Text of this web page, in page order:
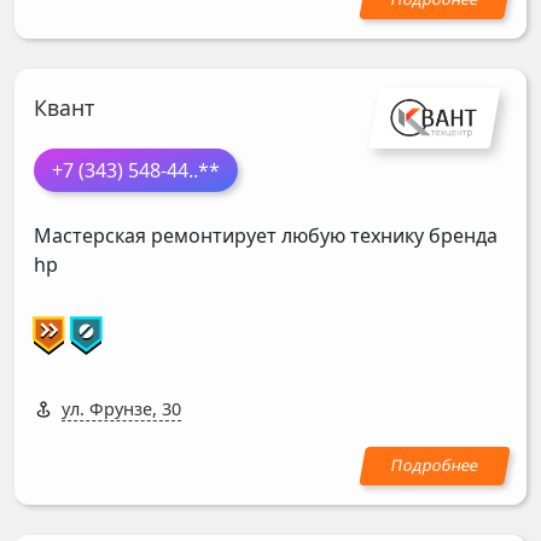
Квант
+7 (343) 548-44..**
Мастерская ремонтирует любую технику бренда
hp
ул. Фрунзе, 30